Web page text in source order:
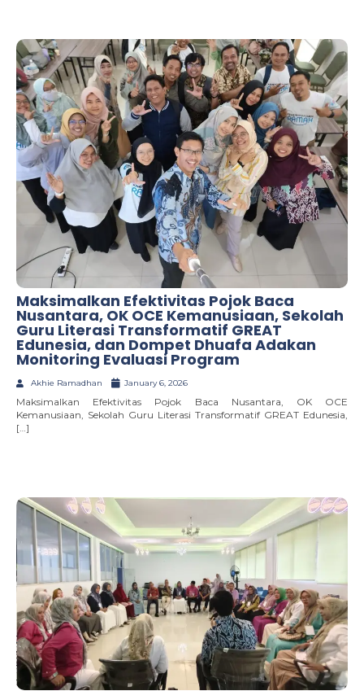
Maksimalkan Efektivitas Pojok Baca
Nusantara, OK OCE Kemanusiaan, Sekolah
Guru Literasi Transformatif GREAT
Edunesia, dan Dompet Dhuafa Adakan
Monitoring Evaluasi Program
Akhie Ramadhan January 6, 2026
Maksimalkan Efektivitas Pojok Baca Nusantara, OK OCE
Kemanusiaan, Sekolah Guru Literasi Transformatif GREAT Edunesia,
[…]